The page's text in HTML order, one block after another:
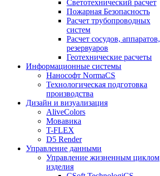
Светотехнический расчет
Пожарная Безопасность
Расчет трубопроводных
систем
Расчет сосудов, аппаратов,
резервуаров
Геотехнические расчеты
Информационные системы
Нанософт NormaCS
Технологическая подготовка
производства
Дизайн и визуализация
AliveColors
Мовавика
T-FLEX
D5 Render
Управление данными
Управление жизненным циклом
изделия